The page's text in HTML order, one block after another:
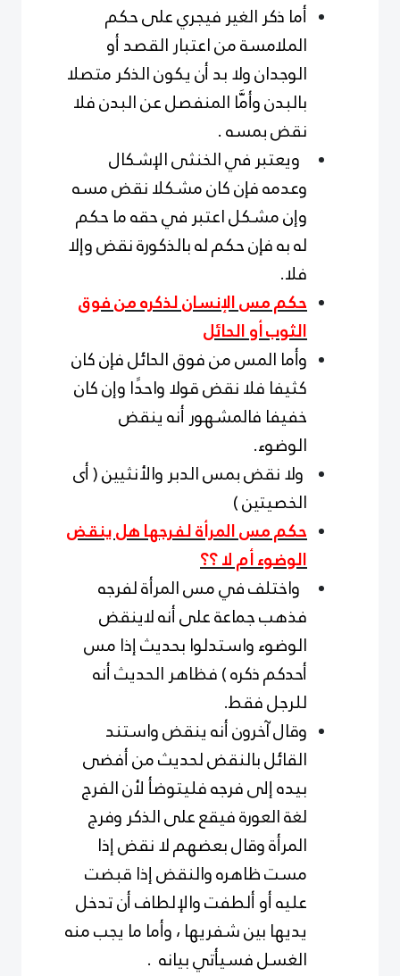
أما ذكر الغير فيجري على حكم
الملامسة من اعتبار القصد أو
الوجدان ولا بد أن يكون الذكر متصلا
بالبدن وأمَّا المنفصل عن البدن فلا
نقض بمسه .
ويعتبر في الخنثى الإشكال
وعدمه فإن كان مشكلا نقض مسه
وإن مشكل اعتبر في حقه ما حكم
له به فإن حكم له بالذكورة نقض وإلا
فلا.
حكم مس الإنسان لذكره من فوق
الثوب أو الحائل
وأما المس من فوق الحائل فإن كان
كثيفا فلا نقض قولا واحدًا وإن كان
خفيفا فالمشهور أنه ينقض
الوضوء.
ولا نقض بمس الدبر والأنثيين ( أى
الخصيتين )
حكم مس المرأة لفرجها هل ينقض
الوضوء أم لا ؟؟
واختلف في مس المرأة لفرجه
فذهب جماعة على أنه لاينقض
الوضوء واستدلوا بحديث إذا مس
أحدكم ذكره ) فظاهر الحديث أنه
للرجل فقط.
وقال آخرون أنه ينقض واستند
القائل بالنقض لحديث من أفضى
بيده إلى فرجه فليتوضأ لأن الفرج
لغة العورة فيقع على الذكر وفرج
المرأة وقال بعضهم لا نقض إذا
مست ظاهره والنقض إذا قبضت
عليه أو ألطفت والإلطاف أن تدخل
يديها بين شفريها ، وأما ما يجب منه
الغسل فسيأتي بيانه .